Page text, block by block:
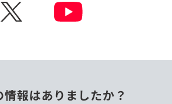
X
情報はありましたか？